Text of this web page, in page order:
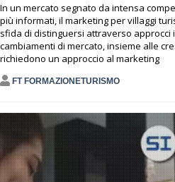
In un mercato segnato da intensa
più informati, il marketing per villaggi
sfida di distinguersi attraverso approcci
cambiamenti di mercato, insieme alle
richiedono un approccio al marketing
FT FORMAZIONETURISMO